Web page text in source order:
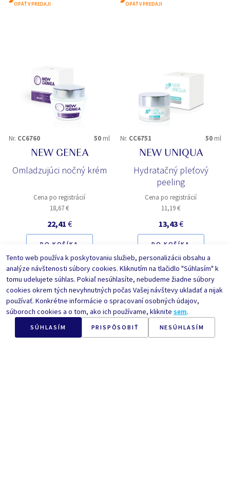
OPÄŤ V PREDAJI
Nr. CC6760 50 ml
NEW GENEA
Omladzujúci nočný krém
Cena po registrácií
18,67 €
22,41 €
DO KOŠÍKA
Zadať počet kusov
OPÄŤ V PREDAJI
Nr. CC6751 50 ml
NEW UNIQUA
Hydratačný pleťový
peeling
Cena po registrácií
11,19 €
13,43€
DO KOŠÍKA
Zadať počet kusov
OPÄŤ V PREDAJI
Tento web používa k poskytovaniu služieb, personalizácii obsahu a
analýze návštenosti súbory cookies. Kliknutím na tlačidlo "Súhlasím" k
tomu udelujete súhlas. Pokiaľ nesúhlasíte, nebudeme žiadne súbory
cookies okrem tých nevyhnutných počas Vašej návštevy ukladať a nijak
používať. Konkrétne informácie o spracovaní osobných údajov,
súboroch cookies a o tom, ako ich používame, kliknite sem.
SÚHLASÍM PRISPÔSOBIŤ NESÚHLASÍM